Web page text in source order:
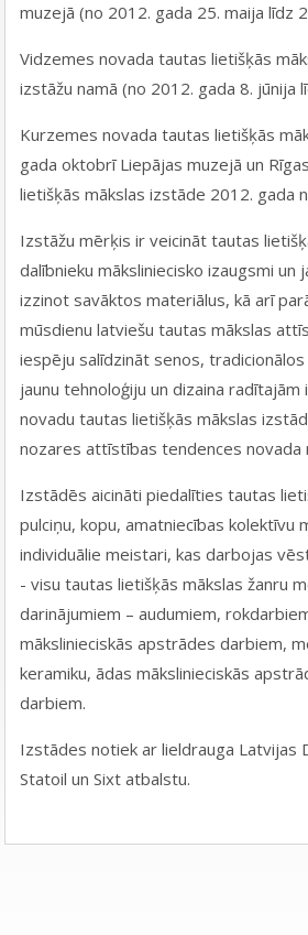
muzejā (no 2012. gada 25. maija līdz
Vidzemes novada tautas lietišķās
izstāžu namā (no 2012. gada 8. jūnija
Kurzemes novada tautas lietišķās
gada oktobrī Liepājas muzejā un
lietišķās mākslas izstāde 2012. gada
Izstāžu mērķis ir veicināt tautas
dalībnieku māksliniecisko izaugsmi un
izzinot savāktos materiālus, kā arī
mūsdienu latviešu tautas mākslas
iespēju salīdzināt senos,
jaunu tehnoloģiju un dizaina
novadu tautas lietišķās mākslas
nozares attīstības tendences novada
Izstādēs aicināti piedalīties tautas
pulciņu, kopu, amatniecības kolektīvu
individuālie meistari, kas darbojas
- visu tautas lietišķās mākslas žanru
darinājumiem – audumiem,
mākslinieciskās apstrādes darbiem,
keramiku, ādas mākslinieciskās
darbiem.
Izstādes notiek ar lieldrauga Latvijas
Statoil un Sixt atbalstu.